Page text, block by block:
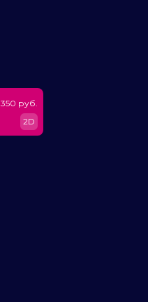
350 руб.
2D